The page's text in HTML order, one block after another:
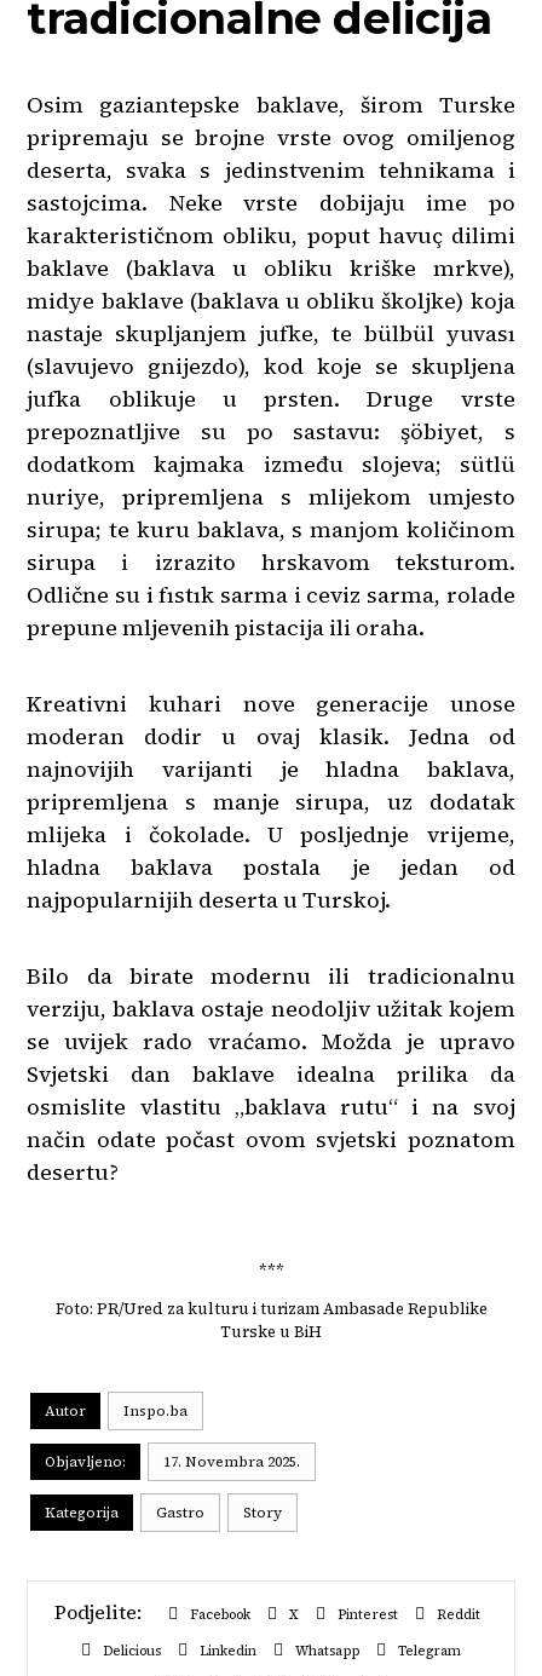
tradicionalne delicija
Osim gaziantepske baklave, širom Turske
pripremaju se brojne vrste ovog omiljenog
deserta, svaka s jedinstvenim tehnikama i
sastojcima. Neke vrste dobijaju ime po
karakterističnom obliku, poput havuç dilimi
baklave (baklava u obliku kriške mrkve),
midye baklave (baklava u obliku školjke) koja
nastaje skupljanjem jufke, te bülbül yuvası
(slavujevo gnijezdo), kod koje se skupljena
jufka oblikuje u prsten. Druge vrste
prepoznatljive su po sastavu: şöbiyet, s
dodatkom kajmaka između slojeva; sütlü
nuriye, pripremljena s mlijekom umjesto
sirupa; te kuru baklava, s manjom količinom
sirupa i izrazito hrskavom teksturom.
Odlične su i fıstık sarma i ceviz sarma, rolade
prepune mljevenih pistacija ili oraha.
Kreativni kuhari nove generacije unose
moderan dodir u ovaj klasik. Jedna od
najnovijih varijanti je hladna baklava,
pripremljena s manje sirupa, uz dodatak
mlijeka i čokolade. U posljednje vrijeme,
hladna baklava postala je jedan od
najpopularnijih deserta u Turskoj.
Bilo da birate modernu ili tradicionalnu
verziju, baklava ostaje neodoljiv užitak kojem
se uvijek rado vraćamo. Možda je upravo
Svjetski dan baklave idealna prilika da
osmislite vlastitu „baklava rutu“ i na svoj
način odate počast ovom svjetski poznatom
desertu?
***
Foto: PR/Ured za kulturu i turizam Ambasade Republike
Turske u BiH
Autor Inspo.ba
Objavljeno: 17. Novembra 2025.
Kategorija Gastro Story
Facebook X Pinterest
Reddit
Delicious
Linkedin Whatsapp
Telegram